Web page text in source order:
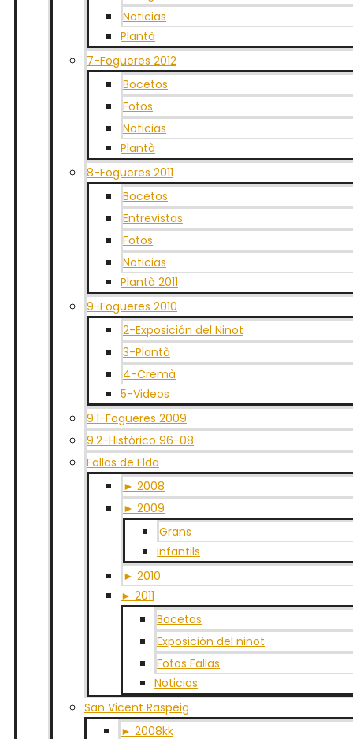
Noticias
Plantà
7-Fogueres 2012
Bocetos
Fotos
Noticias
Plantà
8-Fogueres 2011
Bocetos
Entrevistas
Fotos
Noticias
Plantà 2011
9-Fogueres 2010
2-Exposición del Ninot
3-Plantà
4-Cremà
5-Videos
9.1-Fogueres 2009
9.2-Histórico 96-08
Fallas de Elda
► 2008
► 2009
Grans
Infantils
► 2010
► 2011
Bocetos
Exposición del ninot
Fotos Fallas
Noticias
San Vicent Raspeig
► 2008kk